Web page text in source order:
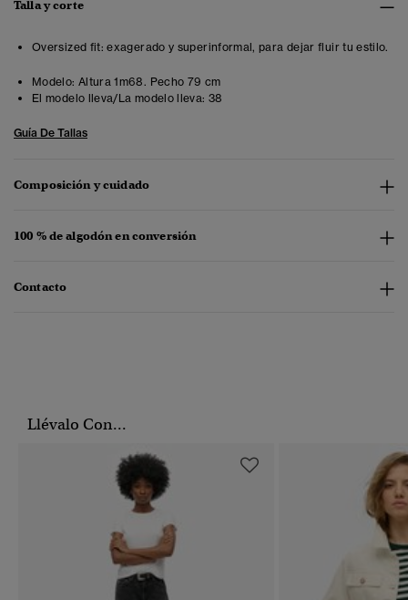
Talla y corte
Oversized fit: exagerado y superinformal, para dejar fluir tu estilo.
Modelo: Altura 1m68. Pecho 79 cm
El modelo lleva/La modelo lleva: 38
Guía De Tallas
Composición y cuidado
100 % de algodón en conversión
Contacto
Llévalo Con...